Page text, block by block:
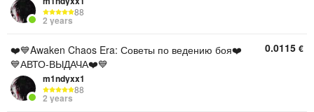
88
2 years
❤️💙Awaken Chaos Era: Советы по ведению боя❤️
💙АВТО-ВЫДАЧА❤️💙
m1ndyxx1
88
2 years
0.0115 €